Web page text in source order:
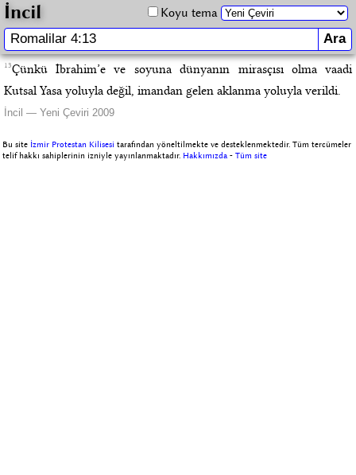
İncil Koyu tema
13Çünkü İbrahim’e ve soyuna dünyanın mirasçısı olma vaadi
Kutsal Yasa yoluyla değil, imandan gelen aklanma yoluyla verildi.
İncil — Yeni Çeviri 2009
Bu site İzmir Protestan Kilisesi tarafından yöneltilmekte ve desteklenmektedir. Tüm tercümeler
telif hakkı sahiplerinin izniyle yayınlanmaktadır. Hakkımızda -Tüm site